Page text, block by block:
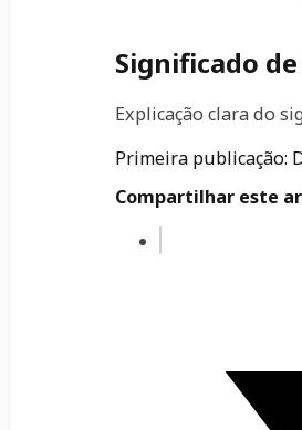
Significado
Explicação clara do
Primeira publicação:
Compartilhar este